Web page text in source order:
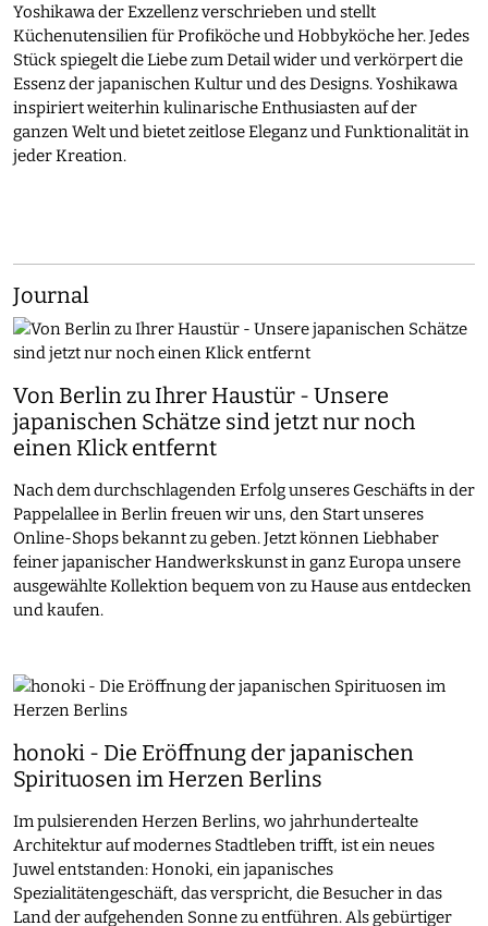
Yoshikawa der Exzellenz verschrieben und stellt
Küchenutensilien für Profiköche und Hobbyköche her. Jedes
Stück spiegelt die Liebe zum Detail wider und verkörpert die
Essenz der japanischen Kultur und des Designs. Yoshikawa
inspiriert weiterhin kulinarische Enthusiasten auf der
ganzen Welt und bietet zeitlose Eleganz und Funktionalität in
jeder Kreation.
Journal
Von Berlin zu Ihrer Haustür - Unsere
japanischen Schätze sind jetzt nur noch
einen Klick entfernt
Nach dem durchschlagenden Erfolg unseres Geschäfts in der
Pappelallee in Berlin freuen wir uns, den Start unseres
Online-Shops bekannt zu geben. Jetzt können Liebhaber
feiner japanischer Handwerkskunst in ganz Europa unsere
ausgewählte Kollektion bequem von zu Hause aus entdecken
und kaufen.
honoki - Die Eröffnung der japanischen
Spirituosen im Herzen Berlins
Im pulsierenden Herzen Berlins, wo jahrhundertealte
Architektur auf modernes Stadtleben trifft, ist ein neues
Juwel entstanden: Honoki, ein japanisches
Spezialitätengeschäft, das verspricht, die Besucher in das
Land der aufgehenden Sonne zu entführen. Als gebürtiger